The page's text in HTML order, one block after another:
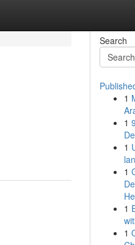
Search
1
1
1
1
1
1